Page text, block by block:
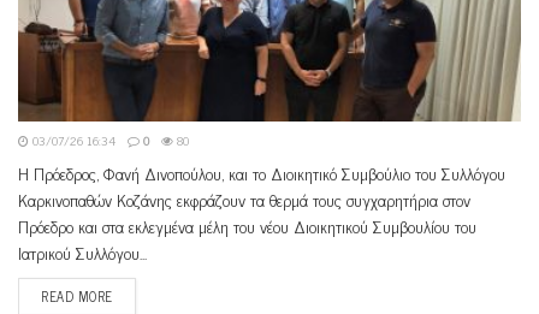
03/07/26 16:34 0 80
Η Πρόεδρος, Φανή Δινοπούλου, και το Διοικητικό Συμβούλιο του Συλλόγου
Καρκινοπαθών Κοζάνης εκφράζουν τα θερμά τους συγχαρητήρια στον
Πρόεδρο και στα εκλεγμένα μέλη του νέου Διοικητικού Συμβουλίου του
Ιατρικού Συλλόγου...
READ MORE